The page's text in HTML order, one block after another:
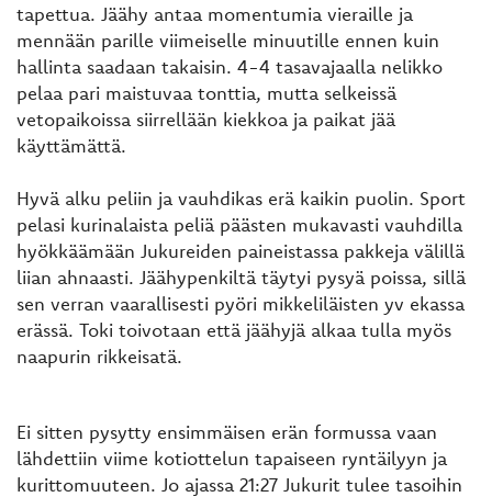
tapettua. Jäähy antaa momentumia vieraille ja
mennään parille viimeiselle minuutille ennen kuin
hallinta saadaan takaisin. 4-4 tasavajaalla nelikko
pelaa pari maistuvaa tonttia, mutta selkeissä
vetopaikoissa siirrellään kiekkoa ja paikat jää
käyttämättä.
Hyvä alku peliin ja vauhdikas erä kaikin puolin. Sport
pelasi kurinalaista peliä päästen mukavasti vauhdilla
hyökkäämään Jukureiden paineistassa pakkeja välillä
liian ahnaasti. Jäähypenkiltä täytyi pysyä poissa, sillä
sen verran vaarallisesti pyöri mikkeliläisten yv ekassa
erässä. Toki toivotaan että jäähyjä alkaa tulla myös
naapurin rikkeisatä.
Ei sitten pysytty ensimmäisen erän formussa vaan
lähdettiin viime kotiottelun tapaiseen ryntäilyyn ja
kurittomuuteen. Jo ajassa 21:27 Jukurit tulee tasoihin